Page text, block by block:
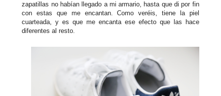
zapatillas no habían llegado a mi armario, hasta que di por fin
con estas que me encantan. Como veréis, tiene la piel
cuarteada, y es que me encanta ese efecto que las hace
diferentes al resto.